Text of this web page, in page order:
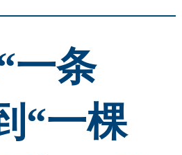
一条
“一棵